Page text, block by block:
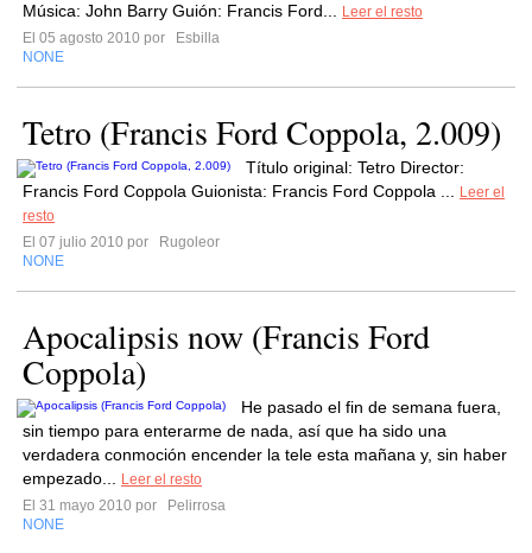
Música: John Barry Guión: Francis Ford...
Leer el resto
El 05 agosto 2010 por
Esbilla
NONE
Tetro (Francis Ford Coppola, 2.009)
Título original: Tetro Director:
Francis Ford Coppola Guionista: Francis Ford Coppola ...
Leer el
resto
El 07 julio 2010 por
Rugoleor
NONE
Apocalipsis now (Francis Ford
Coppola)
He pasado el fin de semana fuera,
sin tiempo para enterarme de nada, así que ha sido una
verdadera conmoción encender la tele esta mañana y, sin haber
empezado...
Leer el resto
El 31 mayo 2010 por
Pelirrosa
NONE